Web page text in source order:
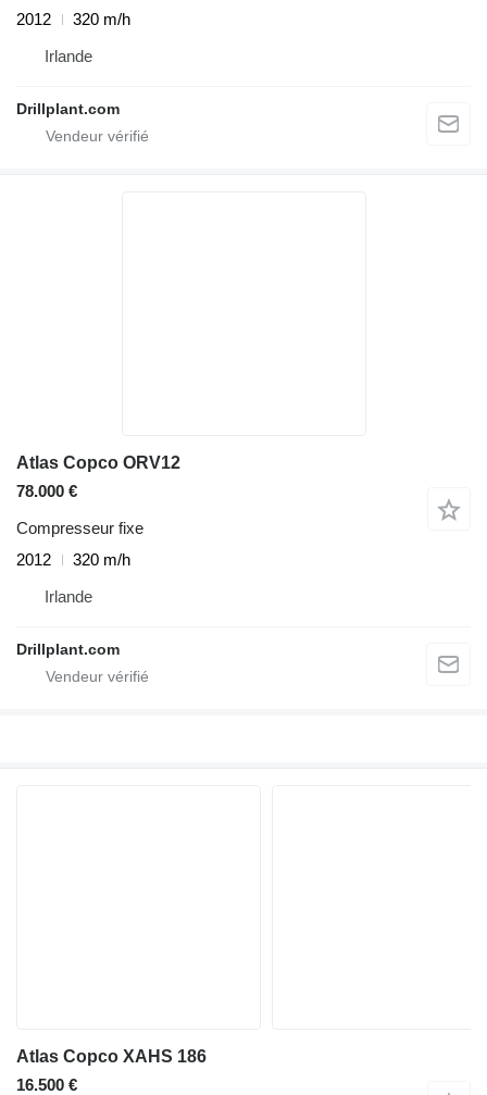
2012
320 m/h
Irlande
Drillplant.com
Atlas Copco ORV12
78.000 €
Compresseur fixe
2012
320 m/h
Irlande
Drillplant.com
Atlas Copco XAHS 186
16.500 €